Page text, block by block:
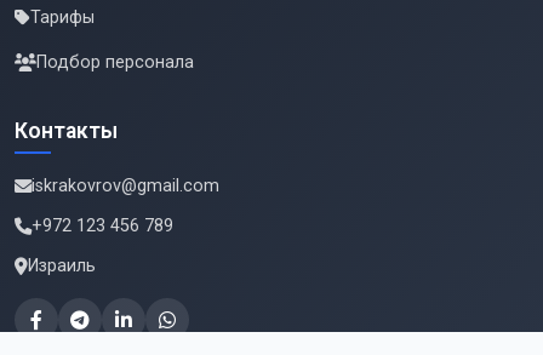
Тарифы
Подбор персонала
Контакты
iskrakovrov@gmail.com
+972 123 456 789
Израиль